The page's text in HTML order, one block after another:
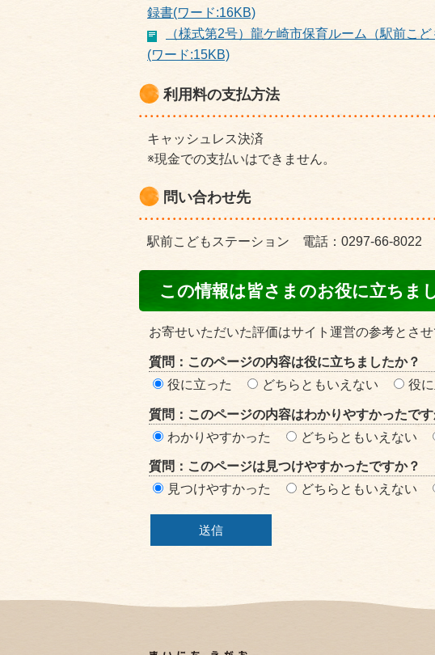
録書(ワード:16KB)
（様式第2号）龍ケ崎市保育ルーム（駅前こ
(ワード:15KB)
利用料の支払方法
キャッシュレス決済
※現金での支払いはできません。
問い合わせ先
駅前こどもステーション 電話：0297-66-8022
ン
テ
ン
ツ
価
リ
ア
この情報は皆さまのお役に立ちま
お寄せいただいた評価はサイト運営の参考とさせ
質問：このページの内容は役に立ちましたか？
役に立った
どちらともいえない 役
質問：このページの内容はわかりやすかったです
わかりやすかった
どちらともいえない
質問：このページは見つけやすかったですか？
見つけやすかった
どちらともいえない